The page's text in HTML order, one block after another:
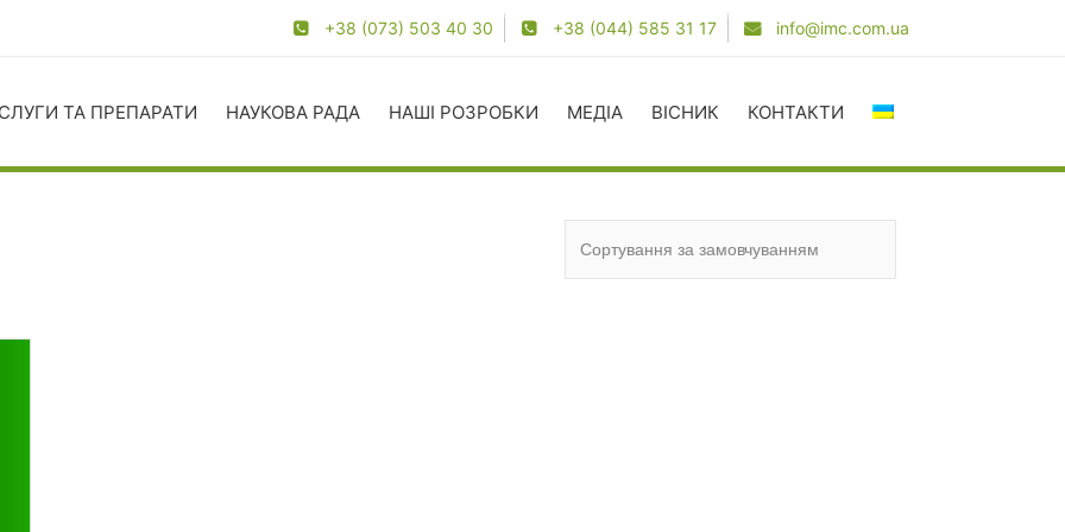
+38 (073) 503 40 30 +38 (044) 585 31 17 info@imc.com.ua
ТА ПРЕПАРАТИ НАУКОВА РАДА НАШІ РОЗРОБКИ МЕДІА ВІСНИК КОНТАКТИ